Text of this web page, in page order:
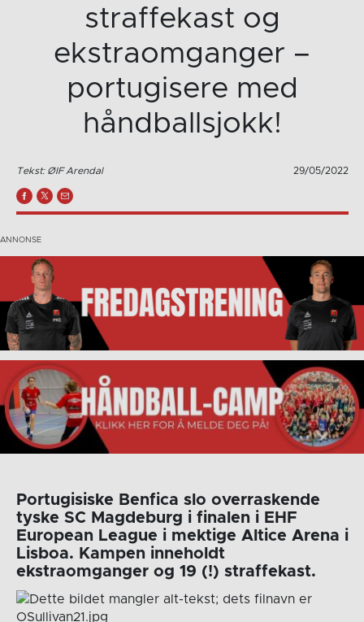
straffekast og
ekstraomganger –
portugisere med
håndballsjokk!
Tekst: ØIF Arendal 29/05/2022
Portugisiske Benfica slo overraskende
tyske SC Magdeburg i finalen i EHF
European League i mektige Altice Arena i
Lisboa. Kampen inneholdt
ekstraomganger og 19 (!) straffekast.